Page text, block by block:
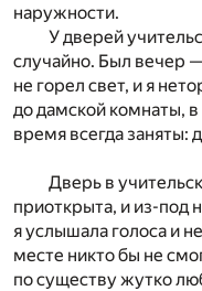
наружности.
У дверей
случайно. Был вечер
не горел свет, и я
до дамской комнаты,
время всегда заняты:
Дверь в
приоткрыта, и из-под
я услышала голоса и
месте никто бы не
по существу жутко